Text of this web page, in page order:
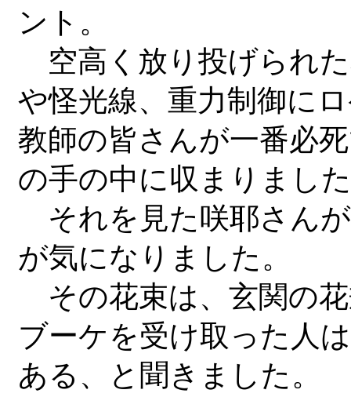
ント。
空高く放り投げられ
や怪光線、重力制御に
教師の皆さんが一番必
の手の中に収まりまし
それを見た咲耶さん
が気になりました。
その花束は、玄関の
ブーケを受け取った人
ある、と聞きました。